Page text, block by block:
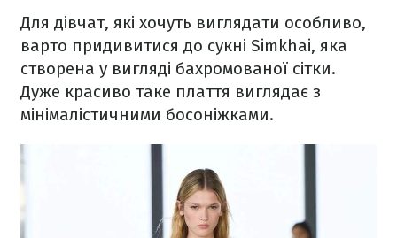
Для дівчат, які хочуть виглядати особливо,
варто придивитися до сукні Simkhai, яка
створена у вигляді бахромованої сітки.
Дуже красиво таке плаття виглядає з
мінімалістичними босоніжками.